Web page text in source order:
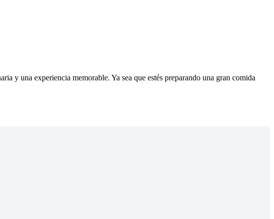
y una experiencia memorable. Ya sea que estés preparando una gran comida